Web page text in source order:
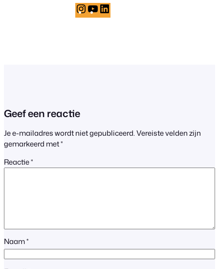
Instagram
YouTube
Geef een reactie
Je e-mailadres wordt niet gepubliceerd.Vereiste velden zijn
gemarkeerd met*
Reactie*
Naam*